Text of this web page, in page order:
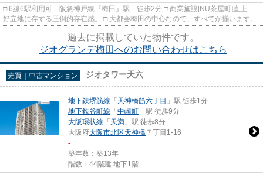
□ 6線6駅利用可 阪急神戸線『梅田』駅 徒歩2分 □ 商業施設[NU茶屋町]直上
好立地に存する圧倒的存在感。 □ 大都会梅田の中心なので、すべてが揃います。
過去に掲載していた物件です。
ジオグランデ梅田へのお問い合わせはこちら
売買｜中古マンション ジオタワー天六
地下鉄堺筋線 「 天神橋筋六丁目 」駅 徒歩1分
地下鉄谷町線 「 中崎町 」駅 徒歩9分
大阪環状線 「 天満 」駅 徒歩8分
大阪府大阪市北区天神橋 ７丁目1-16
-
築年数：築13年
階数：44階建 地下1階